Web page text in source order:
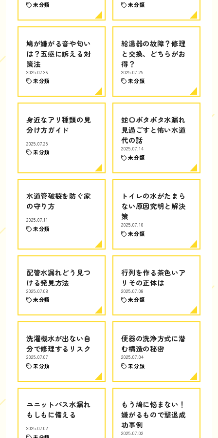
未分類 未分類
鳩が嫌がる音や匂い
は？五感に訴える対
策法
2025.07.26
未分類
給湯器の故障？修理
と交換、どちらがお
得？
2025.07.25
未分類
身近なアリ種類の見
分け方ガイド
2025.07.25
未分類
蛇口ポタポタ水漏れ
見過ごすと怖い水道
代の話
2025.07.14
未分類
水道管破裂を防ぐ家
の守り方
2025.07.11
未分類
トイレの水がたまら
ない原因究明と解決
策
2025.07.10
未分類
配管水漏れどう見つ
ける発見方法
2025.07.08
未分類
行列を作る茶色いア
リその正体は
2025.07.08
未分類
洗濯機水が出ない自
分で修理するリスク
2025.07.07
未分類
便器の洗浄方式に潜
む構造の秘密
2025.07.04
未分類
ユニットバス水漏れ
もしもに備える
2025.07.02
もう鳩に悩まない！
嫌がるもので撃退成
功事例
2025.07.02